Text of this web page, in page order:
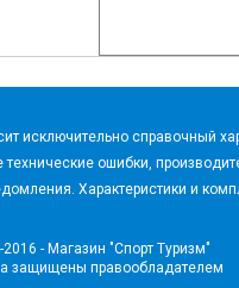
исключительно справочный
ошибки,
Характеристики и
- Магазин "Спорт Туризм"
защищены правообладателем